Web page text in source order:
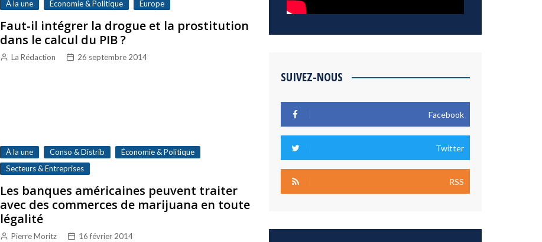
À la une Économie & Politique Europe
Faut-il intégrer la drogue et la prostitution
dans le calcul du PIB ?
La Rédaction 26 septembre 2014
À la une Conso & Distrib
Économie & Politique
Secteurs & Entreprises
Les banques américaines peuvent traiter
avec des commerces de marijuana en toute
légalité
Pierre Moritz 16 février 2014
SUIVEZ-NOUS
Facebook
Twitter
RSS